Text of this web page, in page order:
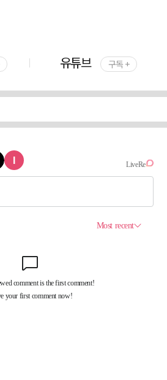
유튜브 구독 +